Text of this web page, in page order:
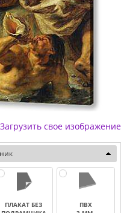
Загрузить свое изображение
ПЛАКАТ БЕЗ
ПВХ